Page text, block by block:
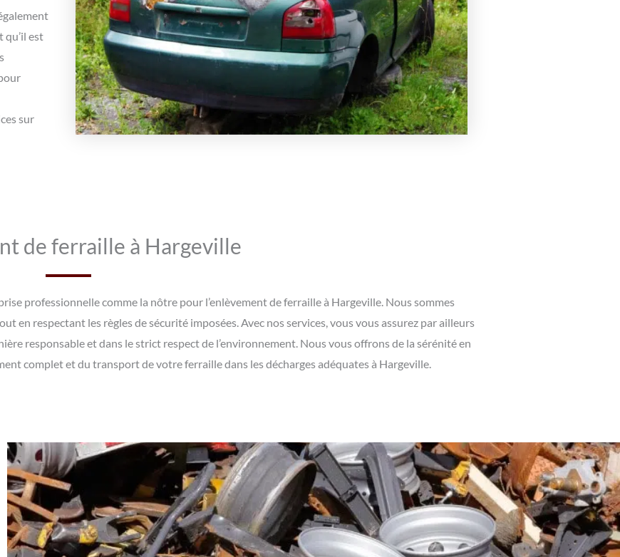
qu’il est
sur
de ferraille à Hargeville
professionnelle comme la nôtre pour l’enlèvement de ferraille à Hargeville. Nous sommes
respectant les règles de sécurité imposées. Avec nos services, vous vous assurez par ailleurs
responsable et dans le strict respect de l’environnement. Nous vous offrons de la sérénité en
complet et du transport de votre ferraille dans les décharges adéquates à Hargeville.